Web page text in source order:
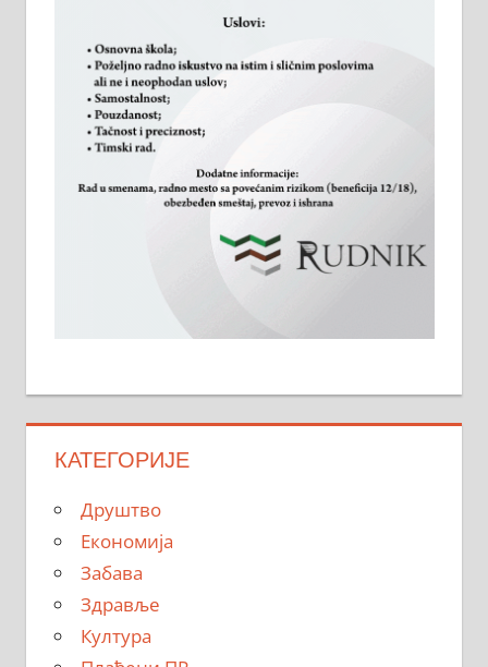
КАТЕГОРИЈЕ
Друштво
Економија
Забава
Здравље
Култура